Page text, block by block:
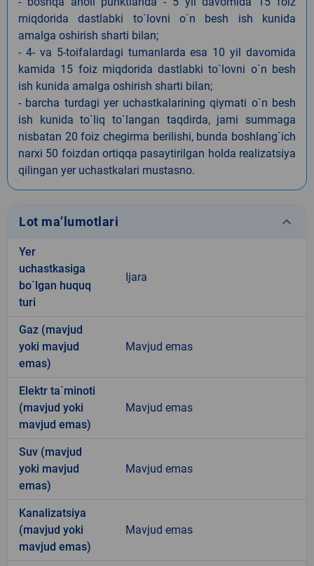
miqdorida dastlabki to`lovni o`n besh ish kunida
amalga oshirish sharti bilan;
- 4- va 5-toifalardagi tumanlarda esa 10 yil davomida
kamida 15 foiz miqdorida dastlabki to`lovni o`n besh
ish kunida amalga oshirish sharti bilan;
- barcha turdagi yer uchastkalarining qiymati o`n besh
ish kunida to`liq to`langan taqdirda, jami summaga
nisbatan 20 foiz chegirma berilishi, bunda boshlang`ich
narxi 50 foizdan ortiqqa pasaytirilgan holda realizatsiya
qilingan yer uchastkalari mustasno.
Lot ma’lumotlari keyboard_arrow_down
Yer
uchastkasiga
bo`lgan huquq
turi
Ijara
Gaz (mavjud
yoki mavjud
emas)
Mavjud emas
Elektr ta`minoti
(mavjud yoki
mavjud emas)
Mavjud emas
Suv (mavjud
yoki mavjud
emas)
Mavjud emas
Kanalizatsiya
(mavjud yoki
mavjud emas)
Mavjud emas